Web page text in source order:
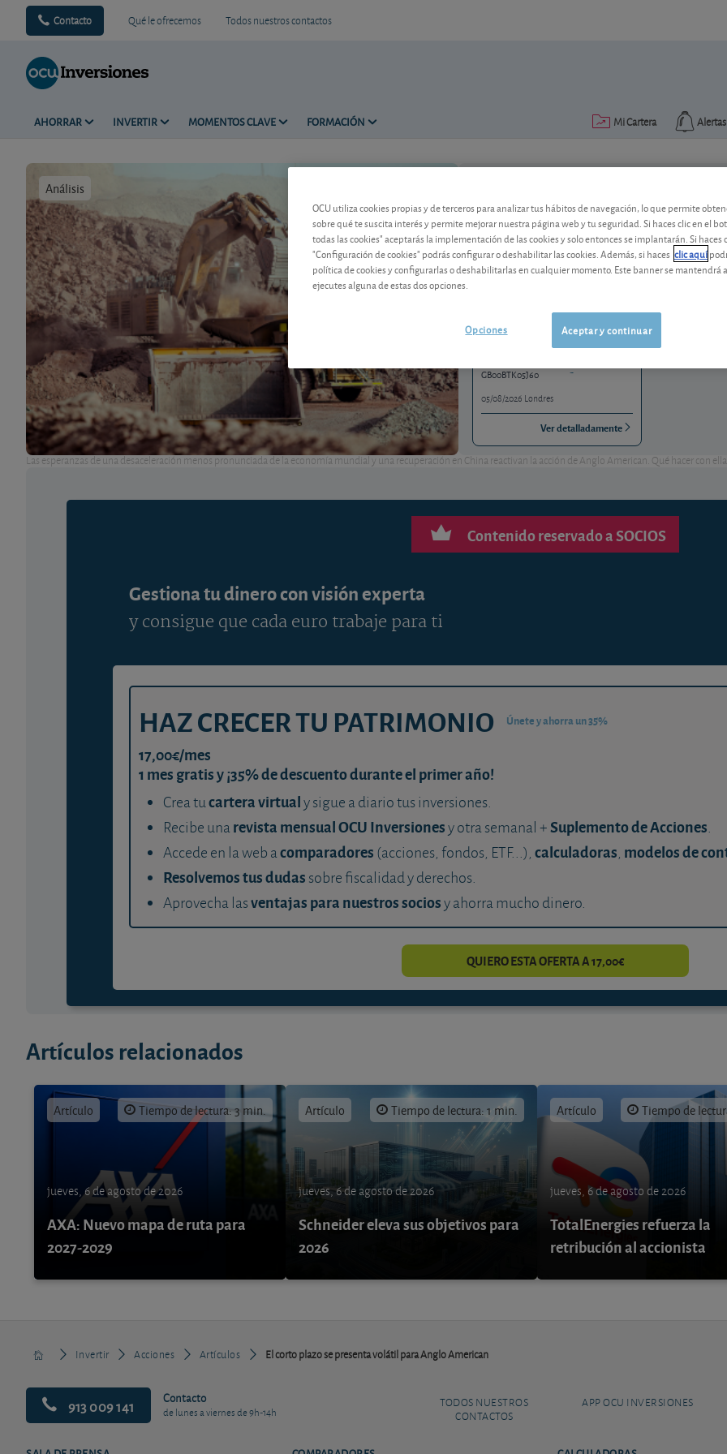
Contacto Qué le ofrecemos Todos nuestros contactos
AHORRAR INVERTIR MOMENTOS CLAVE FORMACIÓN Alertas
Mi Cartera
Análisis
Las esperanzas de una desaceleración menos pronunciada de la economía mundial y una recuperación en China reactivan la acción de Anglo American. Qué hacer con
El corto plazo se presenta
A más largo plazo, el grupo minero
GB00BTK05J60
05/08/2026 Londres
-
Ver detalladamente
Contenido reservado a SOCIOS
Gestiona tu dinero con visión experta
y consigue que cada euro trabaje para ti
HAZ CRECER TU PATRIMONIO Únete y ahorra un 35%
17,00€/mes
1 mes gratis y ¡35% de descuento durante el primer año!
Crea tucartera virtualy sigue a diario tus inversiones.
Recibe unarevista mensual OCU Inversionesy otra semanal +Suplemento de Acciones.
Accede en la web acomparadores (acciones, fondos, ETF...), calculadoras, modelos de
Resolvemos tus dudas sobre fiscalidad y derechos.
Aprovecha lasventajas para nuestros sociosy ahorra mucho dinero.
QUIERO ESTA OFERTA A 17,00€
Artículos relacionados
Artículo Tiempo de lectura: 3 min.
jueves, 6 de agosto de 2026
AXA: Nuevo mapa de ruta para
2027-2029
Artículo Tiempo de lectura: 1 min.
jueves, 6 de agosto de 2026
Schneider eleva sus objetivos para
2026
Artículo Tiempo de
jueves, 6 de agosto de 2026
TotalEnergies refuerza la
retribución al accionista
Invertir Acciones Artículos El corto plazo se presenta volátil para Anglo American
913 009 141 Contacto
de lunes a viernes de 9h-14h
TODOS NUESTROS
CONTACTOS
APP OCU INVERSIONES
OCU utiliza cookies propias y de terceros para analizar tus hábitos de navegación, lo que permite
sobre qué te suscita interés y permite mejorar nuestra página web y tu seguridad. Si haces clic en el
todas las cookies" aceptarás la implementación de las cookies y solo entonces se implantarán. Si haces
"Configuración de cookies" podrás configurar o deshabilitar las cookies. Además, si haces clic aquí
política de cookies y configurarlas o deshabilitarlas en cualquier momento. Este banner se mantendrá
ejecutes alguna de estas dos opciones.
Aceptar y continuar
Opciones